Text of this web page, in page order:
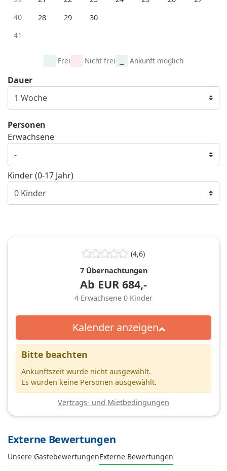
40
28 29
30
41
Frei Nicht frei Ankunft möglich
Dauer
Personen
Erwachsene
Kinder (0-17 Jahr)
(4,6)
7 Übernachtungen
Ab EUR 684,-
4 Erwachsene 0 Kinder
Kalender anzeigen
Bitte beachten
Ankunftszeit wurde nicht ausgewählt.
Es wurden keine Personen ausgewählt.
Vertrags- und Mietbedingungen
Externe Bewertungen
Unsere GästebewertungenExterne Bewertungen